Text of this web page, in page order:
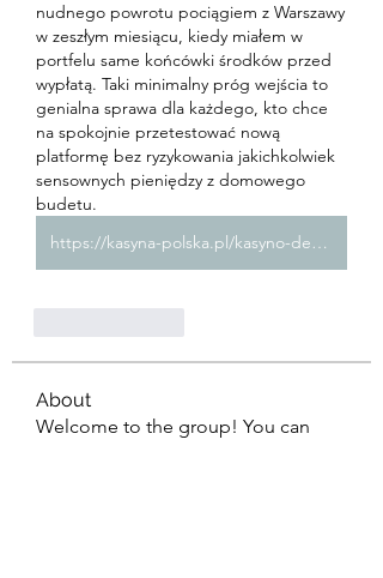
nudnego powrotu pociągiem z Warszawy
w zeszłym miesiącu, kiedy miałem w
portfelu same końcówki środków przed
wypłatą. Taki minimalny próg wejścia to
genialna sprawa dla każdego, kto chce
na spokojnie przetestować nową
platformę bez ryzykowania jakichkolwiek
sensownych pieniędzy z domowego
budetu.
https://kasyna-polska.pl/kasyno-depozyt-1-zl-blik/
About
Welcome to the group! You can